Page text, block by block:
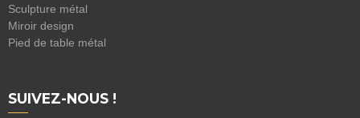
Sculpture métal
Miroir design
Pied de table métal
SUIVEZ-NOUS !